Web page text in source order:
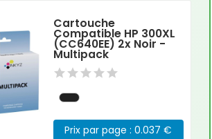
Cartouche
Compatible HP 300XL
(CC640EE) 2x Noir -
Multipack
Prix par page : 0.037 €